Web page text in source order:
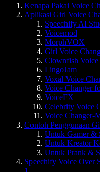
Kenapa Pakai Voice
Aplikasi Girl Voice
Speechify AI
Voicemod
MorphVOX
Girl Voice
Clownfish Voice
LingoJam
Voxal Voice
Voice Changer
VoiceFX
Celebrity Voice
Voice Changer-
Contoh Penggunaan
Untuk Gamer &
Untuk Kreator
Untuk Prank &
Speechify Voice Over